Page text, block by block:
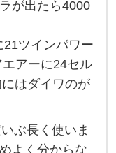
が出たら4000
ツインパワー
アーに24セル
はダイワのが
ぶ長く使いま
よく分からな